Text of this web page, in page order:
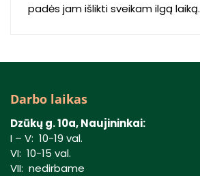
padės jam išlikti sveikam ilgą laiką.
Darbo laikas
Dzūkų g. 10a, Naujininkai:
I – V: 10-19 val.
VI: 10-15 val.
VII: nedirbame